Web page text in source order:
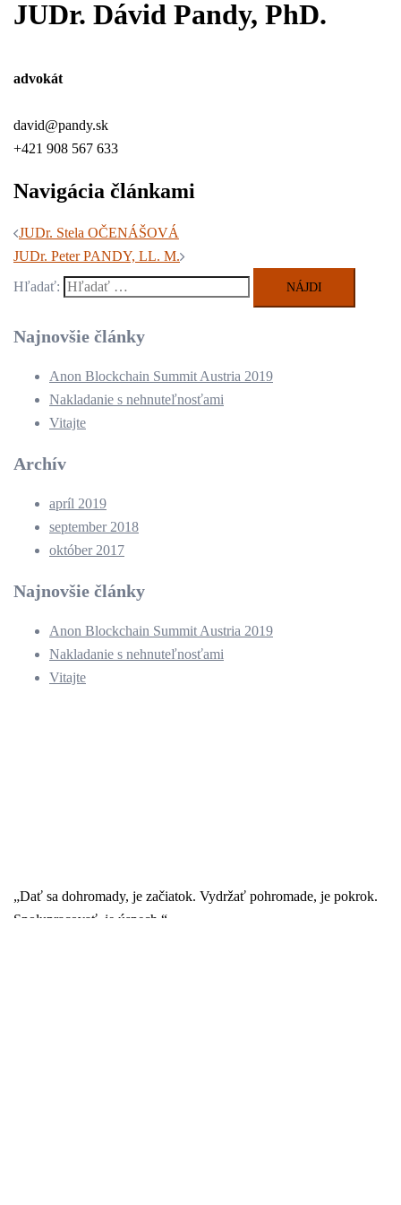
JUDr. Dávid Pandy, PhD.
advokát
david@pandy.sk
+421 908 567 633
Navigácia článkami
JUDr. Stela OČENÁŠOVÁ
JUDr. Peter PANDY, LL. M.
Hľadať:
Najnovšie články
Anon Blockchain Summit Austria 2019
Nakladanie s nehnuteľnosťami
Vitajte
Archív
apríl 2019
september 2018
október 2017
Najnovšie články
Anon Blockchain Summit Austria 2019
Nakladanie s nehnuteľnosťami
Vitajte
„Dať sa dohromady, je začiatok. Vydržať pohromade, je pokrok.
Spolupracovať, je úspech.“